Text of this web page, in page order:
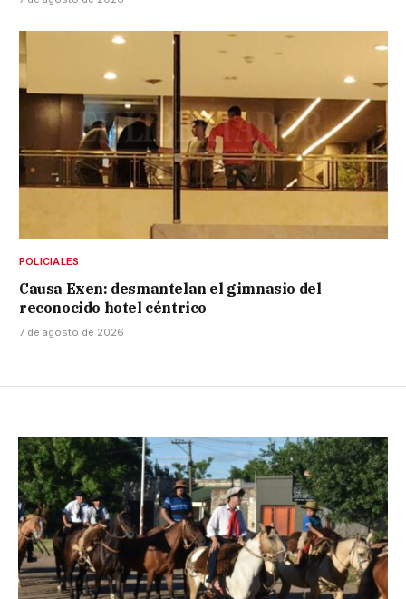
POLICIALES
Causa Exen: desmantelan el gimnasio del
reconocido hotel céntrico
7 de agosto de 2026